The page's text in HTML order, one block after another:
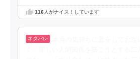
116人がナイス！しています